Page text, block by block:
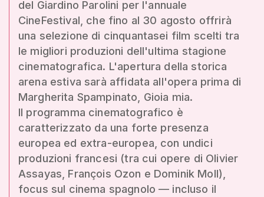
del Giardino Parolini per l'annuale
CineFestival, che fino al 30 agosto offrirà
una selezione di cinquantasei film scelti tra
le migliori produzioni dell'ultima stagione
cinematografica. L'apertura della storica
arena estiva sarà affidata all'opera prima di
Margherita Spampinato, Gioia mia.
Il programma cinematografico è
caratterizzato da una forte presenza
europea ed extra-europea, con undici
produzioni francesi (tra cui opere di Olivier
Assayas, François Ozon e Dominik Moll),
focus sul cinema spagnolo — incluso il